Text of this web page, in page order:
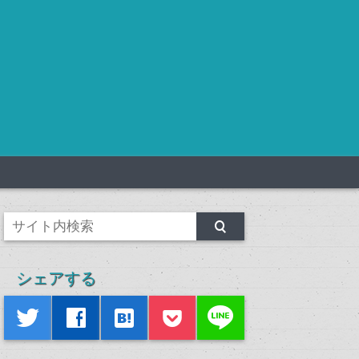
シェアする
twitter facebook hatenabookmark line